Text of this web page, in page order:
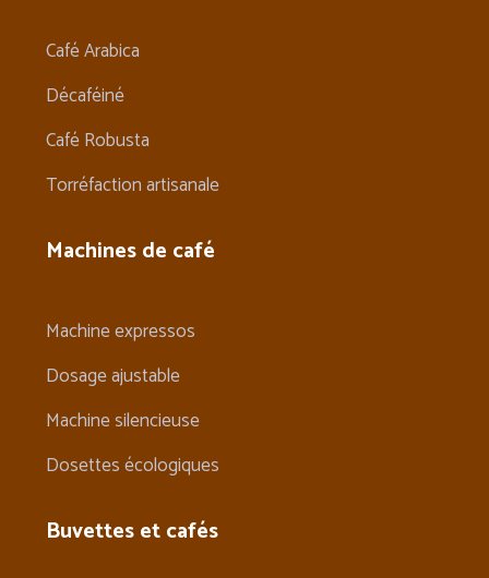
Café Arabica
Décaféiné
Café Robusta
Torréfaction artisanale
Machines de café
Machine expressos
Dosage ajustable
Machine silencieuse
Dosettes écologiques
Buvettes et cafés